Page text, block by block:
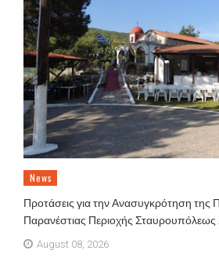
News
Προτάσεις για την Ανασυγκρότηση της
Παρανέστιας Περιοχής
August 08, 2026